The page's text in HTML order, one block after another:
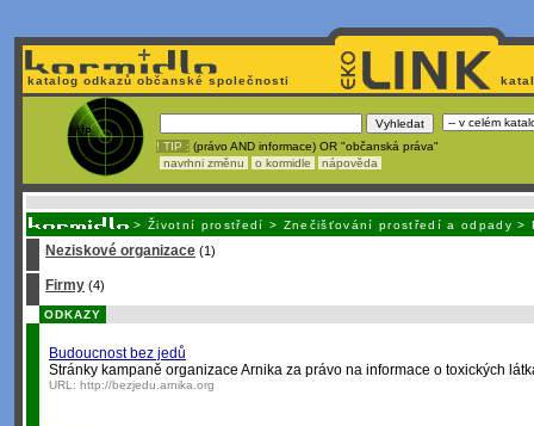
katalog odkazů občanské společnosti
! TIP : (právo AND informace) OR "občanská práva"
navrhni změnu
o kormidle nápověda
> Životní prostředí > Znečišťování prostředí a odpady >
Neziskové organizace (1)
Firmy (4)
ODKAZY
Budoucnost bez jedů
Stránky kampaně organizace Arnika za právo na informace o toxických
URL: http://bezjedu.arnika.org